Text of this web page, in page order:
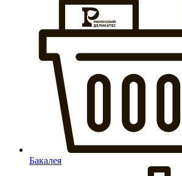
Бакалея